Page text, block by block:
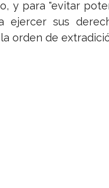
y para "evitar
ejercer sus
orden de